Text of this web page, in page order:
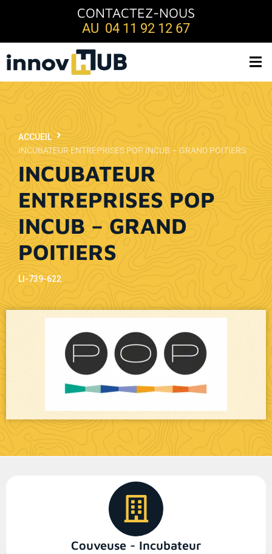
CONTACTEZ-NOUS
AU 04 11 92 12 67
INCUBATEUR
ENTREPRISES POP
INCUB – GRAND
POITIERS
ACCUEIL
INCUBATEUR ENTREPRISES POP INCUB – GRAND POITIERS
LI-739-622
Couveuse - Incubateur